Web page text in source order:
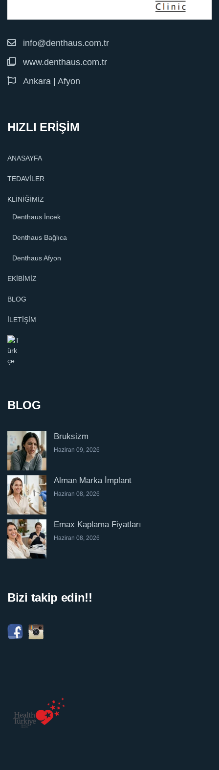
info@denthaus.com.tr
www.denthaus.com.tr
Ankara | Afyon
HIZLI ERİŞİM
ANASAYFA
TEDAVİLER
KLİNİĞİMİZ
Denthaus İncek
Denthaus Bağlıca
Denthaus Afyon
EKİBİMİZ
BLOG
İLETİŞİM
BLOG
Bruksizm
Haziran 09, 2026
Alman Marka İmplant
Haziran 08, 2026
Emax Kaplama Fiyatları
Haziran 08, 2026
Bizi takip edin!!